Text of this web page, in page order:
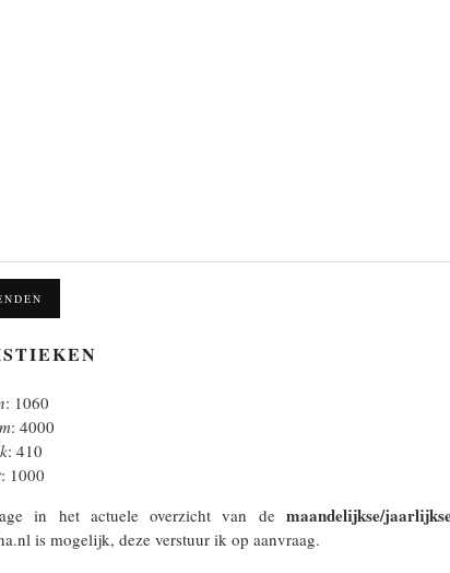
: 1060
: 4000
: 410
: 1000
in het actuele overzicht van de maandelijkse/
is mogelijk, deze verstuur ik op aanvraag.